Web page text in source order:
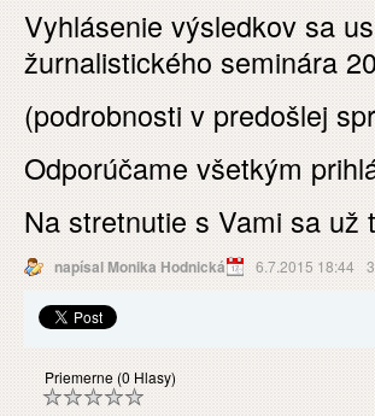
Vyhlásenie výsledkov sa
žurnalistického seminára
(podrobnosti v predošlej
Odporúčame všetkým
Na stretnutie s Vami sa už
napísal Monika Hodnická 6.7.2015 18:44
Priemerne (0 Hlasy)